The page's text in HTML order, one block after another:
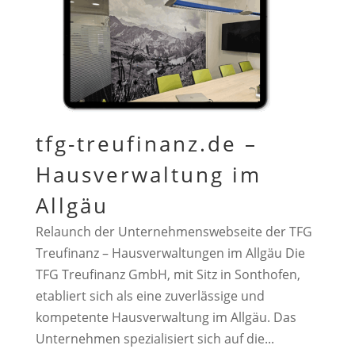
tfg-treufinanz.de –
Hausverwaltung im
Allgäu
Relaunch der Unternehmenswebseite der TFG
Treufinanz – Hausverwaltungen im Allgäu Die
TFG Treufinanz GmbH, mit Sitz in Sonthofen,
etabliert sich als eine zuverlässige und
kompetente Hausverwaltung im Allgäu. Das
Unternehmen spezialisiert sich auf die...